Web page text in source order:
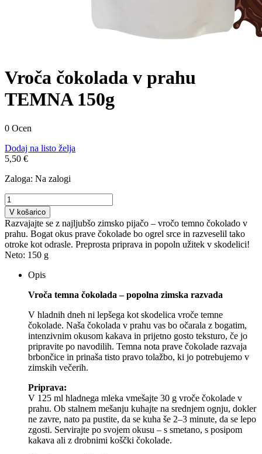
Vroča čokolada v prahu
TEMNA 150g
0 Ocen
Dodaj na listo želja
5,50 €
Zaloga: Na zalogi
V košarico
Razvajajte se z najljubšo zimsko pijačo – vročo temno čokolado v
prahu. Bogat okus prave čokolade bo ogrel srce in razveselil tako
otroke kot odrasle. Preprosta priprava in popoln užitek v skodelici!
Neto: 150 g
Opis
Vroča temna čokolada – popolna zimska razvada
V hladnih dneh ni lepšega kot skodelica vroče temne
čokolade. Naša čokolada v prahu vas bo očarala z bogatim,
intenzivnim okusom kakava in prijetno gosto teksturo, če jo
pripravite po navodilih. Temna nota prave čokolade razvaja
brbončice in prinaša tisto pravo tolažbo, ki jo potrebujemo v
zimskih večerih.
Priprava:
V 125 ml hladnega mleka vmešajte 30 g vroče čokolade v
prahu. Ob stalnem mešanju kuhajte na srednjem ognju, dokler
ne zavre, nato pa pustite, da se kuha še 2–3 minute, da se lepo
zgosti. Servirajte po svojem okusu – s smetano, s posipom
kakava ali z drobnimi koščki čokolade.